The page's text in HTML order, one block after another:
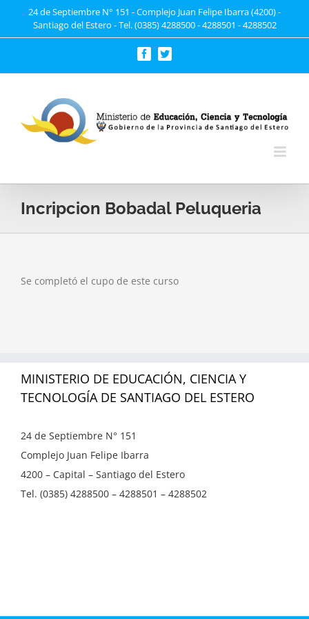
24 de Septiembre N° 151 - Complejo Juan Felipe Ibarra (4200) -
Santiago del Estero - Tel. (0385) 4288500 - 4288501 - 4288502
FacebookTwitter
Incripcion Bobadal Peluqueria
Se completó el cupo de este curso
MINISTERIO DE EDUCACIÓN, CIENCIA Y
TECNOLOGÍA DE SANTIAGO DEL ESTERO
24 de Septiembre N° 151
Complejo Juan Felipe Ibarra
4200 – Capital – Santiago del Estero
Tel. (0385) 4288500 – 4288501 – 4288502